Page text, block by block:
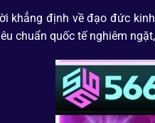
khẳng định về đạo đức
chuẩn quốc tế nghiêm